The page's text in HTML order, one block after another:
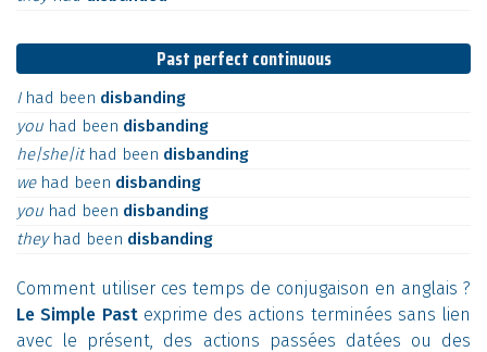
Past perfect continuous
I had been disbanding
you had been disbanding
he|she|it had been disbanding
we had been disbanding
you had been disbanding
they had been disbanding
Comment utiliser ces temps de conjugaison en anglais ?
Le Simple Pastexprime des actions terminées sans lien
avec le présent, des actions passées datées ou des